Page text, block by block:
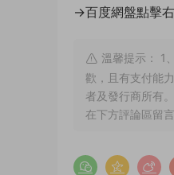
→百度網盤點擊
溫馨提示： 1
歡，且有支付能
者及發行商所有
在下方評論區留